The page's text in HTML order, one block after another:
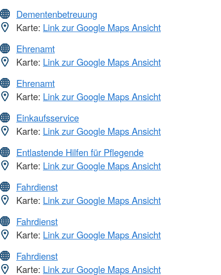
Dementenbetreuung
Karte: Link zur Google Maps Ansicht
Ehrenamt
Karte: Link zur Google Maps Ansicht
Ehrenamt
Karte: Link zur Google Maps Ansicht
Einkaufsservice
Karte: Link zur Google Maps Ansicht
Entlastende Hilfen für Pflegende
Karte: Link zur Google Maps Ansicht
Fahrdienst
Karte: Link zur Google Maps Ansicht
Fahrdienst
Karte: Link zur Google Maps Ansicht
Fahrdienst
Karte: Link zur Google Maps Ansicht